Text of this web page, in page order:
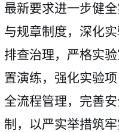
最新要求进一步健
与规章制度，深化
排查治理，严格实
置演练，强化实验
全流程管理，完善
制，以严实举措筑